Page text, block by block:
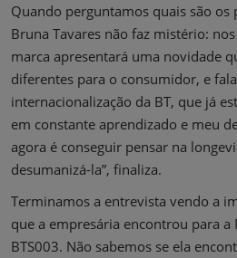
Quando perguntamos quais são os
Bruna Tavares não faz mistério:
marca apresentará uma novidade
diferentes para o consumidor, e
internacionalização da BT, que já
em constante aprendizado e meu
agora é conseguir pensar na
desumanizá-la”, finaliza.
Terminamos a entrevista vendo a
que a empresária encontrou para a
BTS003. Não sabemos se ela